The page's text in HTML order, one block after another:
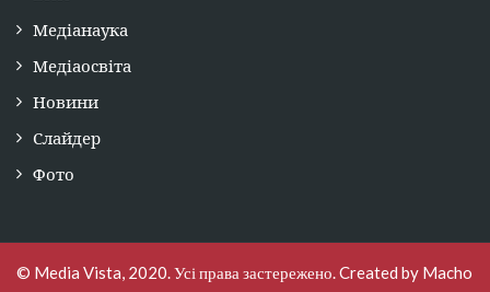
Медіанаука
Медіаосвіта
Новини
Слайдер
Фото
© Media Vista, 2020. Усі права застережено. Created by Macho